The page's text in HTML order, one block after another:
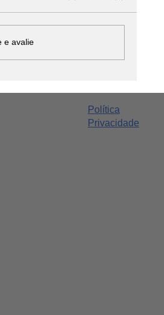
- Haiti – Griot
e avalie
Política
Privacidade